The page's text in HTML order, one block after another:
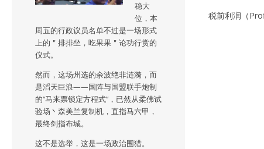
税前利润（
稳大
位，本
周五的行政议员名单不过是一场形式
上的＂排排坐，吃果果＂论功行赏的
仪式。
然而，这场州选的余波绝非涟漪，而
是滔天巨浪——国阵与国盟联手炮制
的“马来票锁定方程式”，已然从柔佛试
验场丶森美兰复制机，直指马六甲，
最终剑指布城。
这不是选举，这是一场政治围猎。